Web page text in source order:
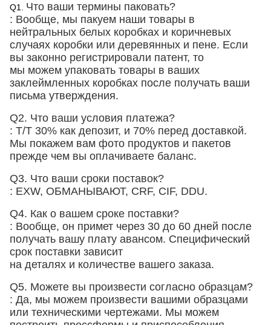
Q1. Что ваши термины паковать?
: Вообще, мы пакуем наши товары в
нейтральных белых коробках и коричневых
случаях коробки или деревянных и пене. Если
вы законно регистрировали патент, то
мы можем упаковать товары в ваших
заклеймленных коробках после получать ваши
письма утверждения.
Q2. Что ваши условия платежа?
: T/T 30% как депозит, и 70% перед доставкой.
Мы покажем вам фото продуктов и пакетов
прежде чем вы оплачиваете баланс.
Q3. Что ваши сроки поставок?
: EXW, ОБМАНЫВАЮТ, CRF, CIF, DDU.
Q4. Как о вашем сроке поставки?
: Вообще, он примет через 30 до 60 дней после
получать вашу плату авансом. Специфический
срок поставки зависит
на деталях и количестве вашего заказа.
Q5. Можете вы произвести согласно образцам?
: Да, мы можем произвести вашими образцами
или техническими чертежами. Мы можем